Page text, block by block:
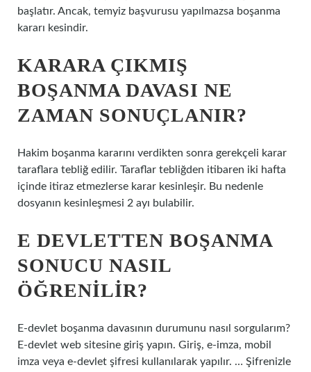
başlatır. Ancak, temyiz başvurusu yapılmazsa boşanma
kararı kesindir.
KARARA ÇIKMIŞ
BOŞANMA DAVASI NE
ZAMAN SONUÇLANIR?
Hakim boşanma kararını verdikten sonra gerekçeli karar
taraflara tebliğ edilir. Taraflar tebliğden itibaren iki hafta
içinde itiraz etmezlerse karar kesinleşir. Bu nedenle
dosyanın kesinleşmesi 2 ayı bulabilir.
E DEVLETTEN BOŞANMA
SONUCU NASIL
ÖĞRENILIR?
E-devlet boşanma davasının durumunu nasıl sorgularım?
E-devlet web sitesine giriş yapın. Giriş, e-imza, mobil
imza veya e-devlet şifresi kullanılarak yapılır. … Şifrenizle